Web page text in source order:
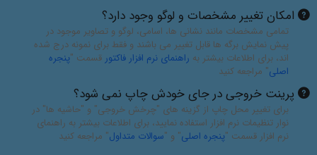
امکان تغییر مشخصات و لوگو وجود دارد؟
تمامی مشخصات مانند نشانی ها، اسامی، لوگو و تصاویر موجود در
پیش نمایش برگه ها قابل تغییر می باشند و فقط برای نمونه درج شده
اند، برای اطلاعات بیشتر به راهنمای نرم افزار فاکتور قسمت "پنجره
اصلی" مراجعه کنید
پرینت خروجی در جای خودش چاپ نمی شود؟
برای تغییر محل چاپ از گزینه های "چرخش خروجی" و "حاشیه ها" در
نوار تنظیمات نرم افزار استفاده نمایید، برای اطلاعات بیشتر به راهنمای
نرم افزار قسمت "پنجره اصلی" و "سوالات متداول" مراجعه کنید